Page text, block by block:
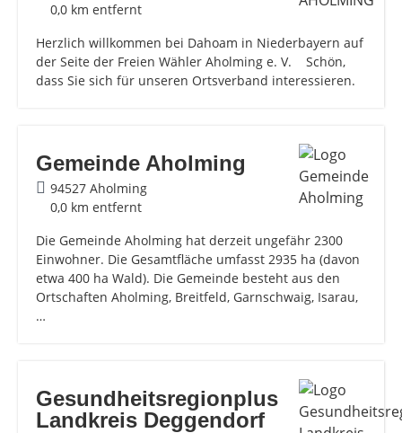
0,0 km entfernt
Herzlich willkommen bei Dahoam in Niederbayern auf
der Seite der Freien Wähler Aholming e. V. Schön,
dass Sie sich für unseren Ortsverband interessieren.
Gemeinde Aholming
94527 Aholming
0,0 km entfernt
Die Gemeinde Aholming hat derzeit ungefähr 2300
Einwohner. Die Gesamtfläche umfasst 2935 ha (davon
etwa 400 ha Wald). Die Gemeinde besteht aus den
Ortschaften Aholming, Breitfeld, Garnschwaig, Isarau,
…
Gesundheitsregionplus
Landkreis Deggendorf